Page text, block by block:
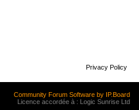
Privacy Policy
Community Forum Software by IP.Board
Licence accordée à : Logic Sunrise Ltd